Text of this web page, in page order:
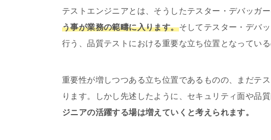
テストエンジニアとは、そうしたテスター・デバッガ
う事が業務の範疇に入ります。そしてテスター・デバ
行う、品質テストにおける重要な立ち位置となっている
重要性が増しつつある立ち位置であるものの、まだテ
ります。しかし先述したように、セキュリティ面や品
ジニアの活躍する場は増えていくと考えられます。